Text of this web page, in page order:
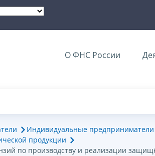
О ФНС России
Индивидуальные предприниматели
продукции
по производству и реализации